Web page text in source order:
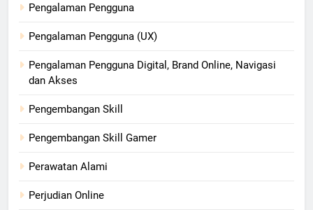
Pengalaman Pengguna
Pengalaman Pengguna (UX)
Pengalaman Pengguna Digital, Brand Online, Navigasi
dan Akses
Pengembangan Skill
Pengembangan Skill Gamer
Perawatan Alami
Perjudian Online